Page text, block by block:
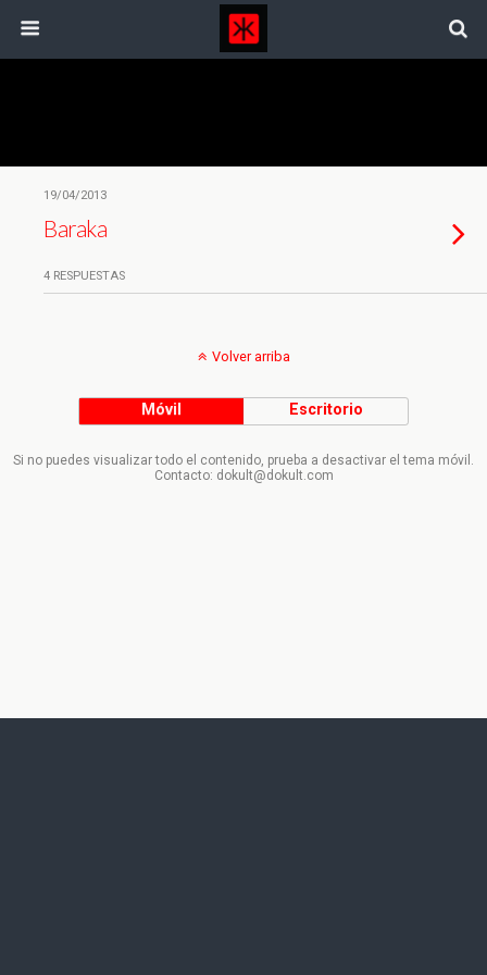
19/04/2013
Baraka
4 RESPUESTAS
Volver arriba
Móvil Escritorio
Si no puedes visualizar todo el contenido, prueba a desactivar el tema móvil.
Contacto: dokult@dokult.com